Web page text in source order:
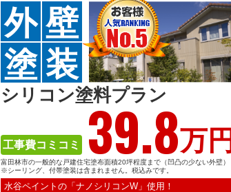
外 壁
塗 装
シリコン塗料プラン
工事費コミコミ 39.8万円
富田林市の一般的な戸建住宅塗布面積20坪程度まで（凹凸の少ない外壁）
※シーリング、付帯塗装は含まれません。税込みです。
水谷ペイントの「ナノシリコンW」使用！